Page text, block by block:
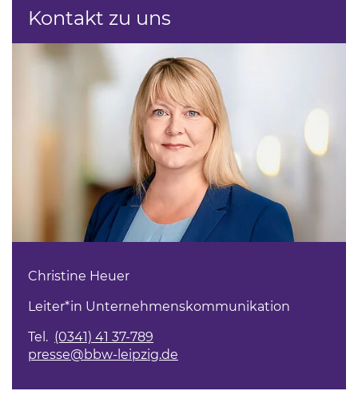
Kontakt zu uns
Christine Heuer
Leiter*in Unternehmenskommunikation
Tel. (0341) 41 37-789
presse@bbw-leipzig.de